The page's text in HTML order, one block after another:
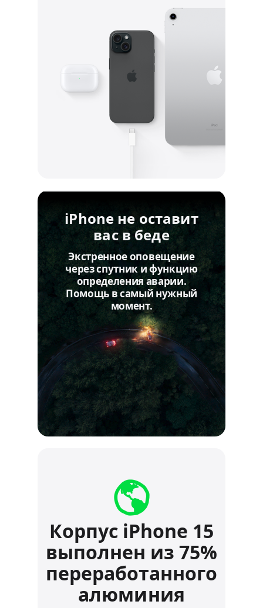
iPhone не оставит
вас в беде
Экстренное оповещение
через спутник и функцию
определения аварии.
Помощь в самый нужный
момент.
Корпус iPhone 15
выполнен из 75%
переработанного
алюминия